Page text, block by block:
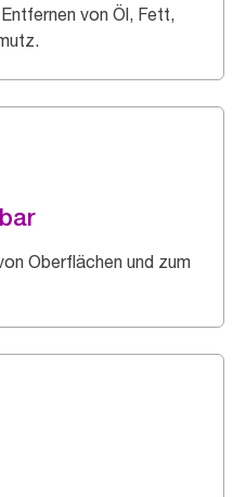
von Öl, Fett,
Oberflächen und zum